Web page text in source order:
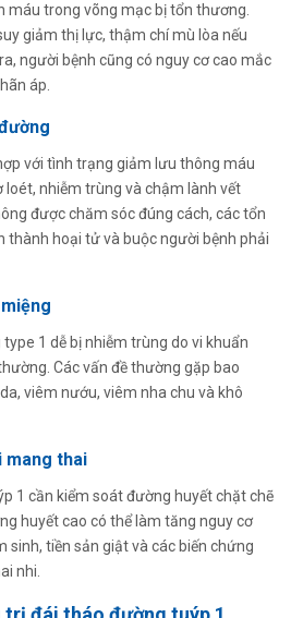
máu trong võng mạc bị tổn thương.
giảm thị lực, thậm chí mù lòa nếu
người bệnh cũng có nguy cơ cao mắc
áp.
với tình trạng giảm lưu thông máu
loét, nhiễm trùng và chậm lành vết
được chăm sóc đúng cách, các tổn
thành hoại tử và buộc người bệnh phải
1 dễ bị nhiễm trùng do vi khuẩn
Các vấn đề thường gặp bao
viêm nướu, viêm nha chu và khô
mang thai
1 cần kiểm soát đường huyết chặt chẽ
huyết cao có thể làm tăng nguy cơ
sinh, tiền sản giật và các biến chứng
nhi.